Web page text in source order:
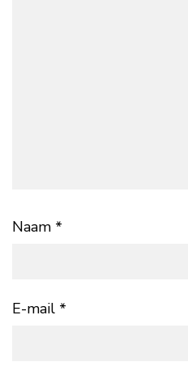
Naam *
E-mail *